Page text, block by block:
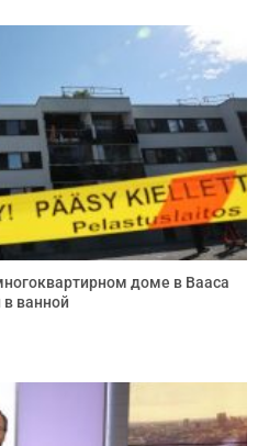
доме в Вааса
ванной